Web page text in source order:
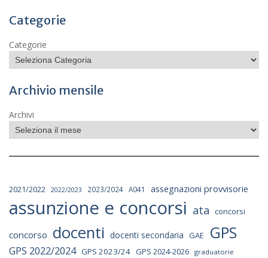
Categorie
Categorie
Archivio mensile
Archivi
2021/2022 2022/2023 2023/2024 A041 assegnazioni provvisorie
assunzione e concorsi ata concorsi
concorso docenti docenti secondaria GAE GPS
GPS 2022/2024 GPS 2023/24 GPS 2024-2026 graduatorie